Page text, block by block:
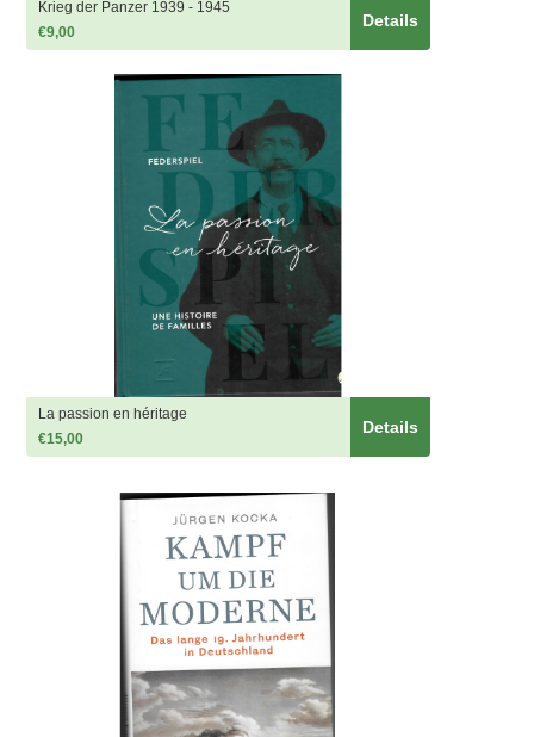
Details
Krieg der Panzer 1939 - 1945
€9,00
Details
La passion en héritage
€15,00